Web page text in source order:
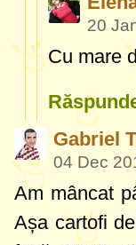
20
Cu mare
Gabriel
04 Dec
Am mâncat
Așa cartofi